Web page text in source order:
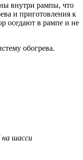
внутри рампы, что
и приготовления к
оседают в рампе и не
обогрева.
шасси